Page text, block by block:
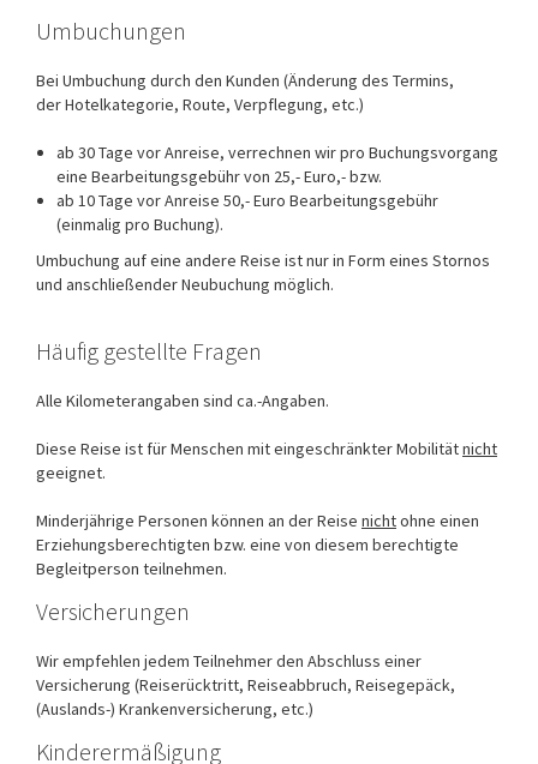
Umbuchungen
Bei Umbuchung durch den Kunden (Änderung des Termins,
der Hotelkategorie, Route, Verpflegung, etc.)
ab 30 Tage vor Anreise, verrechnen wir pro Buchungsvorgang
eine Bearbeitungsgebühr von 25,- Euro,- bzw.
ab 10 Tage vor Anreise 50,- Euro Bearbeitungsgebühr
(einmalig pro Buchung).
Umbuchung auf eine andere Reise ist nur in Form eines Stornos
und anschließender Neubuchung möglich.
Häufig gestellte Fragen
Alle Kilometerangaben sind ca.-Angaben.
Diese Reise ist für Menschen mit eingeschränkter Mobilitätnicht
geeignet.
Minderjährige Personen können an der Reise nichtohne einen
Erziehungsberechtigten bzw. eine von diesem berechtigte
Begleitperson teilnehmen.
Versicherungen
Wir empfehlen jedem Teilnehmer den Abschluss einer
Versicherung (Reiserücktritt, Reiseabbruch, Reisegepäck,
(Auslands-) Krankenversicherung, etc.)
Kinderermäßigung